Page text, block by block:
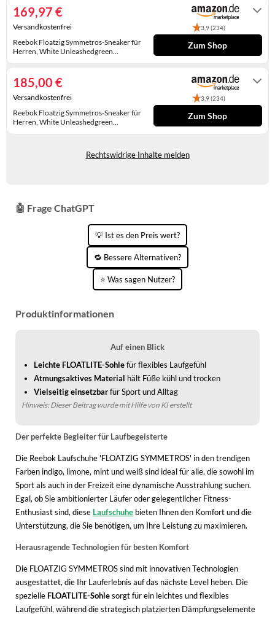
KINDERSCHUHE
PANTOLETTEN
PUMPS
SCHUHZUBEHÖR
STIEFEL
STIEFELETTEN
TREKKINGSANDALEN
WINTERSCHUHE
STRANDTASCHEN
Reebok Floatzig Symmetros-Sneaker für
Herren, White Unleashedgreen
3,9 (234)
169,97 €
Versandkostenfrei
Zum Shop
Reebok Floatzig Symmetros-Sneaker für
Herren, White Unleashedgreen
3,9 (234)
185,00 €
Versandkostenfrei
Zum Shop
Rechtswidrige Inhalte melden
🤖 Frage ChatGPT
💡 Ist es den Preis wert?
🔁 Bessere Alternativen?
⭐ Was sagen Nutzer?
Produktinformationen
Auf einen Blick
Leichte FLOATLITE-Sohlefür flexibles Laufgefühl
Atmungsaktives Material hält Füße kühl und trocken
Vielseitig einsetzbarfür Sport und Alltag
Hinweis: Dieser Beitrag wurde mit Hilfe von KI erstellt
Der perfekte Begleiter für Laufbegeisterte
Die Reebok Laufschuhe 'FLOATZIG SYMMETROS' in den trendigen
Farben indigo, limone, mint und weiß sind ideal für alle, die sowohl im
Sport als auch in der Freizeit eine dynamische Ausstrahlung suchen.
Egal, ob Sie ambitionierter Läufer oder gelegentlicher Fitness-
Enthusiast sind, diese Laufschuhe bieten Ihnen den Komfort und die
Unterstützung, die Sie benötigen, um Ihre Leistung zu maximieren.
Herausragende Technologien für besten Komfort
Die FLOATZIG SYMMETROS sind mit innovativen Technologien
ausgestattet, die Ihr Lauferlebnis auf das nächste Level heben. Die
spezielle FLOATLITE-Sohlesorgt für ein leichtes und flexibles
Laufgefühl, während die strategisch platzierten Dämpfungselemente